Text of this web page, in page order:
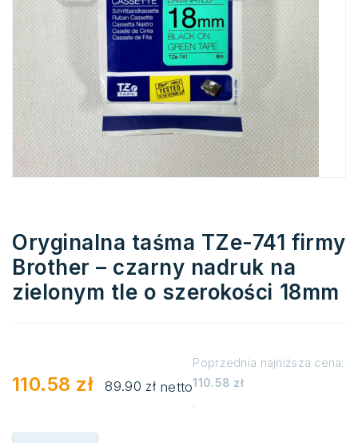
Oryginalna taśma TZe-741 firmy
Brother – czarny nadruk na
zielonym tle o szerokości 18mm
110.58 zł 89.90 zł netto
Poprzednia najniższa cena:
110.58 zł
.